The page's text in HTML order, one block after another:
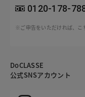
0120-178-
※ご申告をいただければ、こ
DoCLASSE
公式SNSアカウント